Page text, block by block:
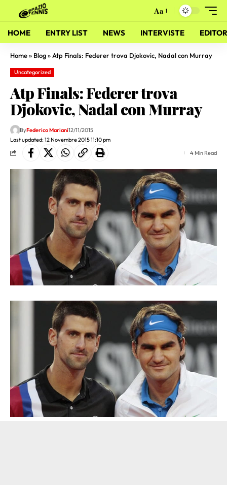
Aa
HOME ENTRY LIST NEWS INTERVISTE
Home» Blog» Atp Finals: Federer trova Djokovic, Nadal con Murray
Uncategorized
Atp Finals: Federer trova
Djokovic, Nadal con Murray
Last updated: 12 Novembre 2015 11:10 pm
ByFederico Mariani12/11/2015
4 Min Read